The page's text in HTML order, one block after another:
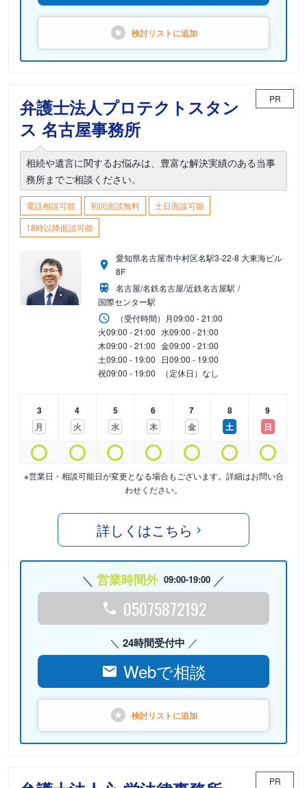
検討リストに追加
弁護士法人プロテクトスタン
ス 名古屋事務所
PR
相続や遺言に関するお悩みは、豊富な解決実績のある当事
務所までご相談ください。
電話相談可能 初回面談無料
土日面談可能
18時以降面談可能
愛知県名古屋市中村区名駅3-22-8 大東海ビル
8F
名古屋/名鉄名古屋/近鉄名古屋駅
国際センター駅
（受付時間） 月09:00 - 21:00
火09:00 - 21:00 水09:00 - 21:00
木09:00 - 21:00 金09:00 - 21:00
土09:00 - 19:00 日09:00 - 19:00
祝09:00 - 19:00 （定休日）なし
3
月
4
火
5
水
6
木
7
金
8
土
9
日
※営業日・相談可能日が変更となる場合もございます。詳細はお問い合
わせください。
詳しくはこちら
営業時間外 09:00-19:00
05075872192
24時間受付中
Webで相談
検討リストに追加
PR